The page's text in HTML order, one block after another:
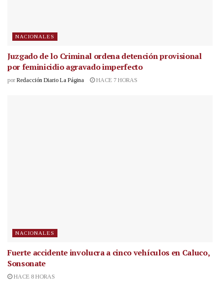
NACIONALES
Juzgado de lo Criminal ordena detención provisional
por feminicidio agravado imperfecto
por Redacción Diario La Página HACE 7 HORAS
NACIONALES
Fuerte accidente involucra a cinco vehículos en Caluco,
Sonsonate
HACE 8 HORAS